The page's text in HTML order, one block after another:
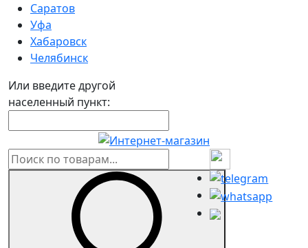
Саратов
Уфа
Хабаровск
Челябинск
Или введите другой
населенный пункт: